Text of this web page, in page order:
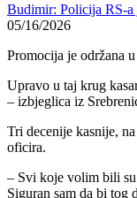
Budimir: Policija RS-a
05/16/2026
Promocija je održana
Upravo u taj krug
– izbjeglica iz
Tri decenije kasnije,
oficira.
– Svi koje volim bili
Siguran sam da bi tog